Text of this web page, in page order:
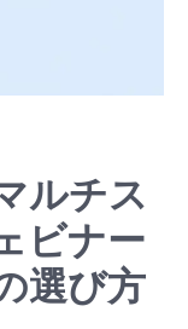
ルチス
ビナー
選び方